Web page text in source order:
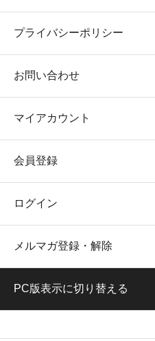
プライバシーポリシー
お問い合わせ
マイアカウント
会員登録
ログイン
メルマガ登録・解除
PC版表示に切り替える